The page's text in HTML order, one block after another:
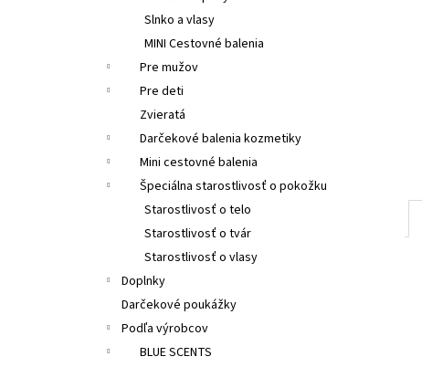
Slnko a vlasy
MINI Cestovné balenia
Pre mužov
Pre deti
Zvieratá
Darčekové balenia kozmetiky
Mini cestovné balenia
Špeciálna starostlivosť o pokožku
Starostlivosť o telo
Starostlivosť o tvár
Starostlivosť o vlasy
Doplnky
Darčekové poukážky
Podľa výrobcov
BLUE SCENTS